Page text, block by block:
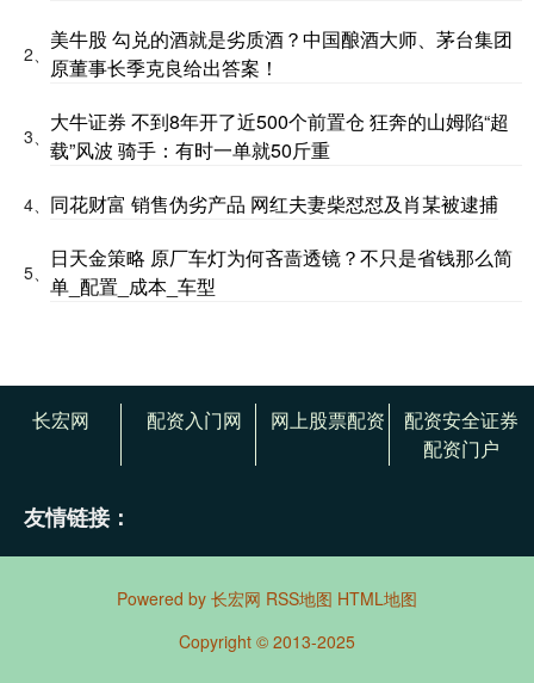
2、
美牛股 勾兑的酒就是劣质酒？中国酿酒大师、茅台集团
原董事长季克良给出答案！
3、
大牛证券 不到8年开了近500个前置仓 狂奔的山姆陷“超
载”风波 骑手：有时一单就50斤重
4、 同花财富 销售伪劣产品 网红夫妻柴怼怼及肖某被逮捕
5、
日天金策略 原厂车灯为何吝啬透镜？不只是省钱那么简
单_配置_成本_车型
长宏网 配资入门网 网上股票配资
配资安全证券
配资门户
友情链接：
Powered by 长宏网 RSS地图 HTML地图
Copyright © 2013-2025